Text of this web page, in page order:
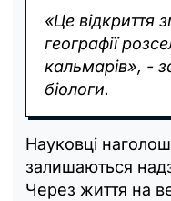
«Це відкриття
географії
кальмарів», -
біологи.
Науковці
залишаються
Через життя на